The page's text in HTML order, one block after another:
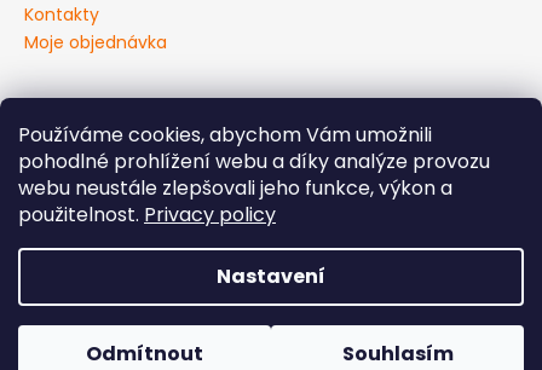
Používáme cookies, abychom Vám umožnili
pohodlné prohlížení webu a díky analýze provozu
webu neustále zlepšovali jeho funkce, výkon a
použitelnost. Privacy policy
Nastavení
Odmítnout Souhlasím
Kontakty
Moje objednávka
Všeobecné obchodní podmínky
Podmínky ochrany osobních údajů
Vytvořil Shoptet
VM obuv | pracovní, bezpečnostní a
outdoor obuv. Všechna práva vyhrazena.Upravit
nastavení cookies